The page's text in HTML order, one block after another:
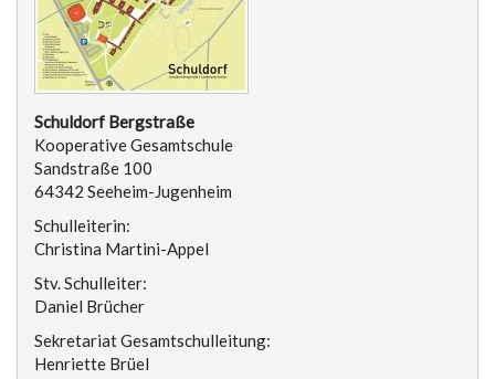
Schuldorf Bergstraße
Kooperative Gesamtschule
Sandstraße 100
64342 Seeheim-Jugenheim
Schulleiterin:
Christina Martini-Appel
Stv. Schulleiter:
Daniel Brücher
Sekretariat Gesamtschulleitung:
Henriette Brüel